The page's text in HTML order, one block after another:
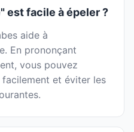
est facile à épeler ?
aide à
En prononçant
vous pouvez
et éviter les